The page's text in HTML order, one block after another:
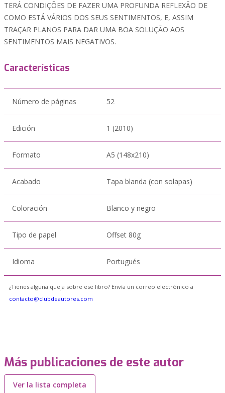
TERÁ CONDIÇÕES DE FAZER UMA PROFUNDA REFLEXÃO DE
COMO ESTÁ VÁRIOS DOS SEUS SENTIMENTOS, E, ASSIM
TRAÇAR PLANOS PARA DAR UMA BOA SOLUÇÃO AOS
SENTIMENTOS MAIS NEGATIVOS.
Características
Número de páginas 52
Edición 1 (2010)
Formato A5 (148x210)
Acabado Tapa blanda (con solapas)
Coloración Blanco y negro
Tipo de papel Offset 80g
Idioma Portugués
¿Tienes alguna queja sobre ese libro? Envía un correo electrónico a
contacto@clubdeautores.com
Más publicaciones de este autor
Ver la lista completa